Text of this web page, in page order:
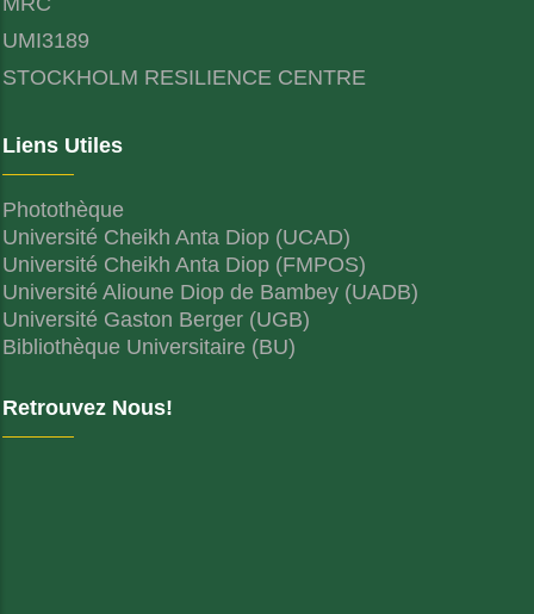
UMI3189
STOCKHOLM RESILIENCE CENTRE
Liens Utiles
Photothèque
Université Cheikh Anta Diop (UCAD)
Université Cheikh Anta Diop (FMPOS)
Université Alioune Diop de Bambey (UADB)
Université Gaston Berger (UGB)
Bibliothèque Universitaire (BU)
Retrouvez Nous!